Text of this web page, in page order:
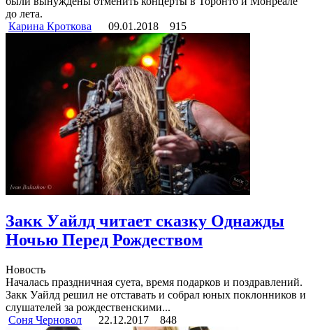
до лета.
Карина Кроткова
09.01.2018 915
Закк Уайлд читает сказку Однажды
Ночью Перед Рождеством
Новость
Началась праздничная суета, время подарков и поздравлений.
Закк Уайлд решил не отставать и собрал юных поклонников и
слушателей за рождественскими...
Соня Черновол
22.12.2017 848